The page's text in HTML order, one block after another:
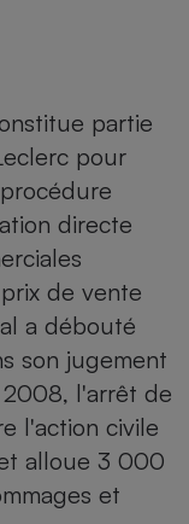
partie
pour
directe
de vente
a débouté
son jugement
l'arrêt de
l'action civile
alloue 3 000
et
de cuisson à
induction
Climatiseur -
mobile -
Smartphone
Antivirus
électrique
Climatiseur -
Ventilateur